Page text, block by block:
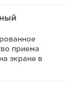
приема
экране в